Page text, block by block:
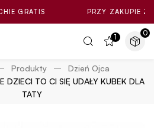
PRZY ZAKUPIE ZA MIN.
1 0
Produkty
Dzień Ojca
DZIECI TO CI SIĘ UDAŁY KUBEK DLA
TATY